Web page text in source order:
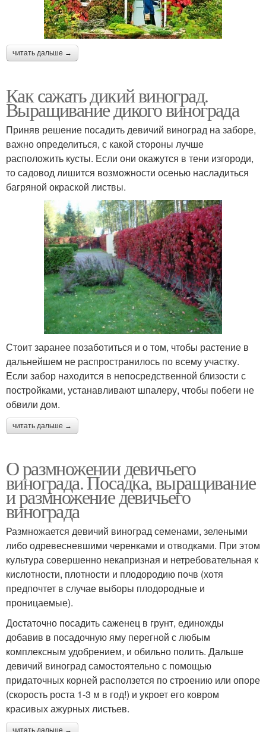
читать дальше →
Как сажать дикий виноград.
Выращивание дикого винограда
Приняв решение посадить девичий виноград на заборе,
важно определиться, с какой стороны лучше
расположить кусты. Если они окажутся в тени изгороди,
то садовод лишится возможности осенью насладиться
багряной окраской листвы.
Стоит заранее позаботиться и о том, чтобы растение в
дальнейшем не распространилось по всему участку.
Если забор находится в непосредственной близости с
постройками, устанавливают шпалеру, чтобы побеги не
обвили дом.
читать дальше →
О размножении девичьего
винограда. Посадка, выращивание
и размножение девичьего
винограда
Размножается девичий виноград семенами, зелеными
либо одревесневшими черенками и отводками. При этом
культура совершенно некапризная и нетребовательная к
кислотности, плотности и плодородию почв (хотя
предпочтет в случае выборы плодородные и
проницаемые).
Достаточно посадить саженец в грунт, единожды
добавив в посадочную яму перегной с любым
комплексным удобрением, и обильно полить. Дальше
девичий виноград самостоятельно с помощью
придаточных корней расползется по строению или опоре
(скорость роста 1-3 м в год!) и укроет его ковром
красивых ажурных листьев.
читать дальше →